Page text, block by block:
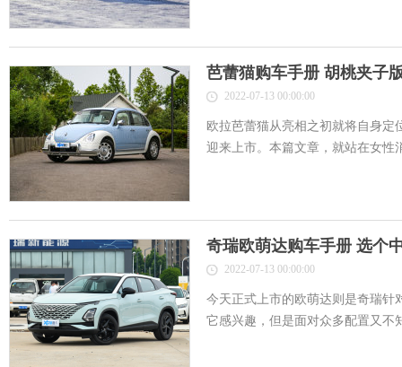
芭蕾猫购车手册 胡桃夹子
2022-07-13 00:00:00
欧拉芭蕾猫从亮相之初就将自身
迎来上市。本篇文章，就站在女性
奇瑞欧萌达购车手册 选个
2022-07-13 00:00:00
今天正式上市的欧萌达则是奇瑞针
它感兴趣，但是面对众多配置又不